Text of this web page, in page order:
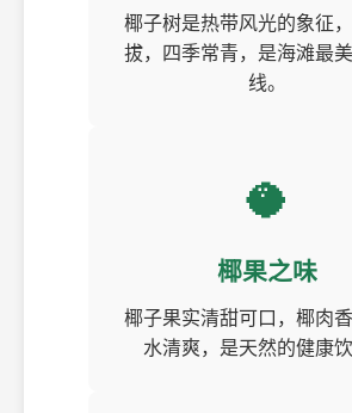
椰子树是热带风光的象征
拔，四季常青，是海滩最
线。
🥥
椰果之味
椰子果实清甜可口，椰肉
水清爽，是天然的健康饮